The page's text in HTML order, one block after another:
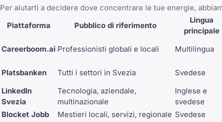
Per aiutarti a decidere dove concentrare le tue energie,
Piattaforma
Pubblico di riferimento
Lingua
principale
Careerboom.ai Professionisti globali e locali Multilingua
Platsbanken Tutti i settori in Svezia
Svedese
LinkedIn
Svezia
Tecnologia, aziendale,
multinazionale
Inglese e
svedese
Blocket Jobb
Mestieri locali, servizi, regionale Svedese